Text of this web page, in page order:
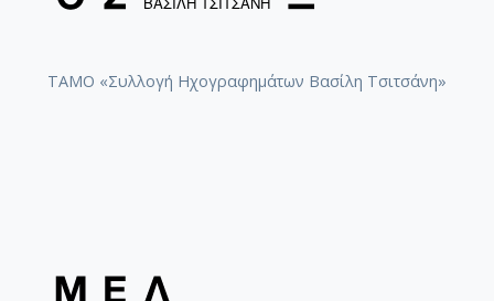
ΤΑΜΟ «Συλλογή Ηχογραφημάτων Βασίλη Τσιτσάνη»